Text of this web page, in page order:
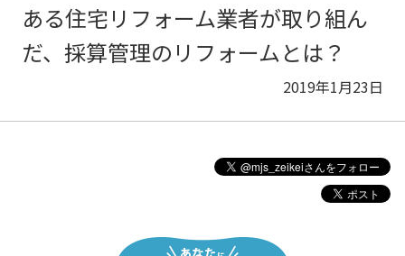
ある住宅リフォーム業者が取り組ん
だ、採算管理のリフォームとは？
2019年1月23日